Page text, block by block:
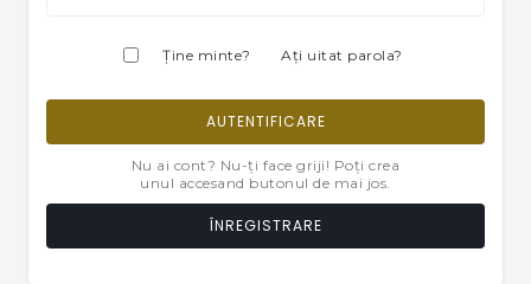
Ţine minte? Aţi uitat parola?
AUTENTIFICARE
Nu ai cont? Nu-ți face griji! Poți crea
unul accesand butonul de mai jos.
ÎNREGISTRARE